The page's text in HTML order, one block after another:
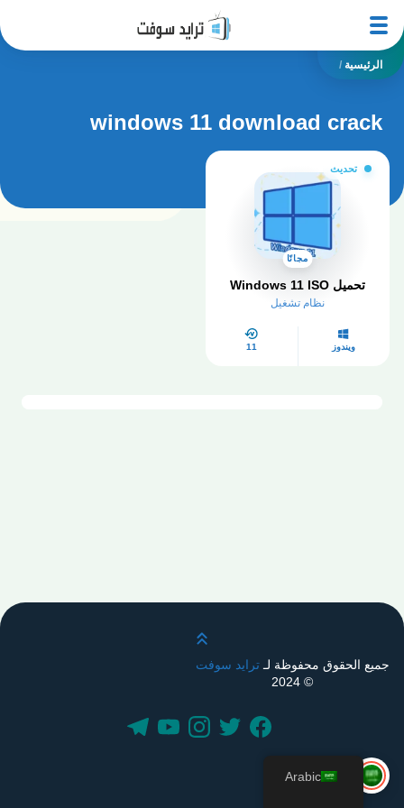
الرئيسية /
windows 11 download crack
تحديث
مجانًا
تحميل Windows 11 ISO
نظام تشغيل
ويندوز 11
قم بالتمرير لأعلى
جميع الحقوق محفوظة لـترايد سوفت
© 2024
Arabic